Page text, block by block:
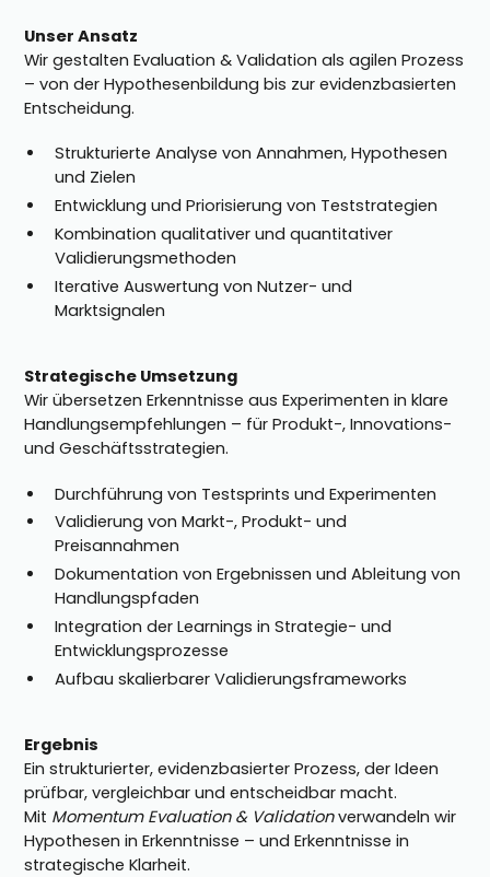
Unser Ansatz
Wir gestalten Evaluation & Validation als agilen Prozess
– von der Hypothesenbildung bis zur evidenzbasierten
Entscheidung.
Strukturierte Analyse von Annahmen, Hypothesen
und Zielen
Entwicklung und Priorisierung von Teststrategien
Kombination qualitativer und quantitativer
Validierungsmethoden
Iterative Auswertung von Nutzer- und
Marktsignalen
Strategische Umsetzung
Wir übersetzen Erkenntnisse aus Experimenten in klare
Handlungsempfehlungen – für Produkt-, Innovations-
und Geschäftsstrategien.
Durchführung von Testsprints und Experimenten
Validierung von Markt-, Produkt- und
Preisannahmen
Dokumentation von Ergebnissen und Ableitung von
Handlungspfaden
Integration der Learnings in Strategie- und
Entwicklungsprozesse
Aufbau skalierbarer Validierungsframeworks
Ergebnis
Ein strukturierter, evidenzbasierter Prozess, der Ideen
prüfbar, vergleichbar und entscheidbar macht.
Mit Momentum Evaluation & Validationverwandeln wir
Hypothesen in Erkenntnisse – und Erkenntnisse in
strategische Klarheit.